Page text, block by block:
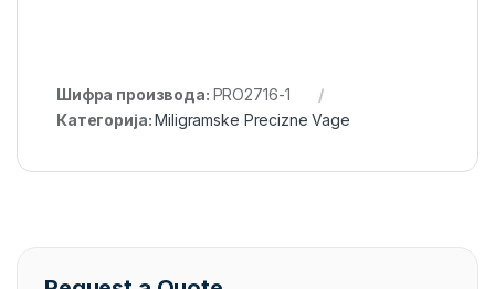
Шифра производа: PRO2716-1
Категорија:Miligramske Precizne Vage